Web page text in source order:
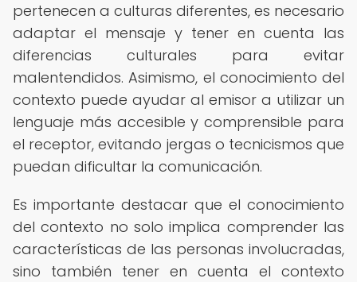
pertenecen a culturas diferentes, es necesario
adaptar el mensaje y tener en cuenta las
diferencias culturales para evitar
malentendidos. Asimismo, el conocimiento del
contexto puede ayudar al emisor a utilizar un
lenguaje más accesible y comprensible para
el receptor, evitando jergas o tecnicismos que
puedan dificultar la comunicación.
Es importante destacar que el conocimiento
del contexto no solo implica comprender las
características de las personas involucradas,
sino también tener en cuenta el contexto